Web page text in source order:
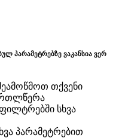
პარამეტრებზე ვაკანსია ვერ
თქვენი
ფილტრებში სხვა
პარამეტრებით